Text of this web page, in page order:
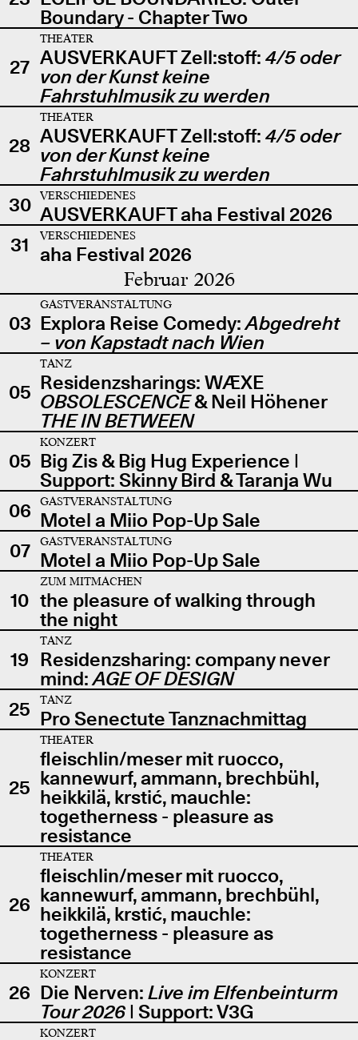
Boundary - Chapter Two
27
THEATER
AUSVERKAUFT Zell:stoff: 4/5 oder
von der Kunst keine
Fahrstuhlmusik zu werden
28
THEATER
AUSVERKAUFT Zell:stoff: 4/5 oder
von der Kunst keine
Fahrstuhlmusik zu werden
30
VERSCHIEDENES
AUSVERKAUFT aha Festival 2026
31
VERSCHIEDENES
aha Festival 2026
Februar 2026
03
GASTVERANSTALTUNG
Explora Reise Comedy:Abgedreht
– von Kapstadt nach Wien
05
TANZ
Residenzsharings: WÆXE
OBSOLESCENCE& Neil Höhener
THE IN BETWEEN
05
KONZERT
Big Zis & Big Hug Experience |
Support: Skinny Bird & Taranja Wu
06
GASTVERANSTALTUNG
Motel a Miio Pop-Up Sale
07
GASTVERANSTALTUNG
Motel a Miio Pop-Up Sale
10
ZUM MITMACHEN
the pleasure of walking through
the night
19
TANZ
Residenzsharing: company never
mind:AGE OF DESIGN
25
TANZ
Pro Senectute Tanznachmittag
25
THEATER
fleischlin/meser mit ruocco,
kannewurf, ammann, brechbühl,
heikkilä, krstić, mauchle:
togetherness - pleasure as
resistance
26
THEATER
fleischlin/meser mit ruocco,
kannewurf, ammann, brechbühl,
heikkilä, krstić, mauchle:
togetherness - pleasure as
resistance
26
KONZERT
Die Nerven: Live im Elfenbeinturm
Tour 2026| Support: V3G
KONZERT